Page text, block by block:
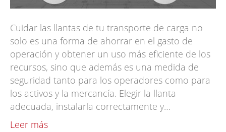
Cuidar las llantas de tu transporte de carga no
solo es una forma de ahorrar en el gasto de
operación y obtener un uso más eficiente de los
recursos, sino que además es una medida de
seguridad tanto para los operadores como para
los activos y la mercancía. Elegir la llanta
adecuada, instalarla correctamente y…
Leer más